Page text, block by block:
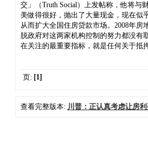
交」（Truth Social）上发帖称，他将与
美做得很好，抛出了大量现金，现在似
从而扩大全国住房贷款市场。2008年
脱政府对这两家机构控制的努力都没
在关注的最重要指标，就是任何关于抵押
页: [1]
查看完整版本: 川普：正认真考虑让房